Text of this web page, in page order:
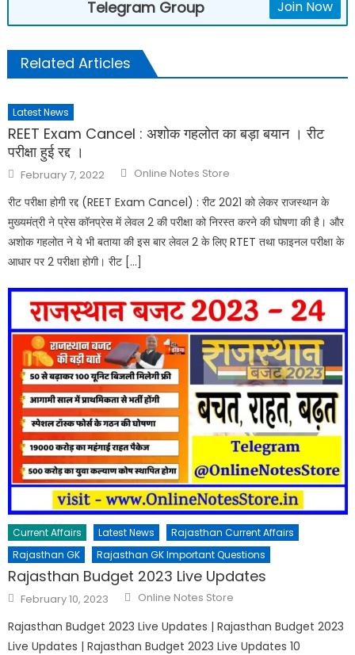
Telegram Group Join Now
Related Articles
Latest News
REET Exam Cancel : अशोक गहलोत का बड़ा बयान । रीट
परीक्षा हुई रद्द ।
February 7, 2022 Online Notes Store
रीट परीक्षा होगी रद्द (REET Exam Cancel) : रीट 2021 को लेकर राजस्थान के
मुख्यमंत्री ने प्रेस कॉनप्रेस में लेवल 2 की परीक्षा को निरस्त करने की घोषणा की है। और
अशोक गहलोत ने ये भी बताया की इस बार लेवल 2 के लिए RTET तथा फाइनल परीक्षा के
आधार पर 2 परीक्षा होगी। रीट […]
Current Affairs Latest News
Rajasthan Current Affairs
Rajasthan GK
Rajasthan GK Important Questions
Rajasthan Budget 2023 Live Updates
February 10, 2023 Online Notes Store
Rajasthan Budget 2023 Live Updates | Rajasthan Budget 2023
Live Updates | Rajasthan Budget 2023 Live Updates 10